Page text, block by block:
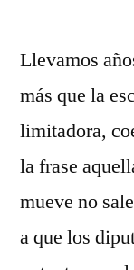
Llevamos
más que la
limitadora,
la frase
mueve no
a que los